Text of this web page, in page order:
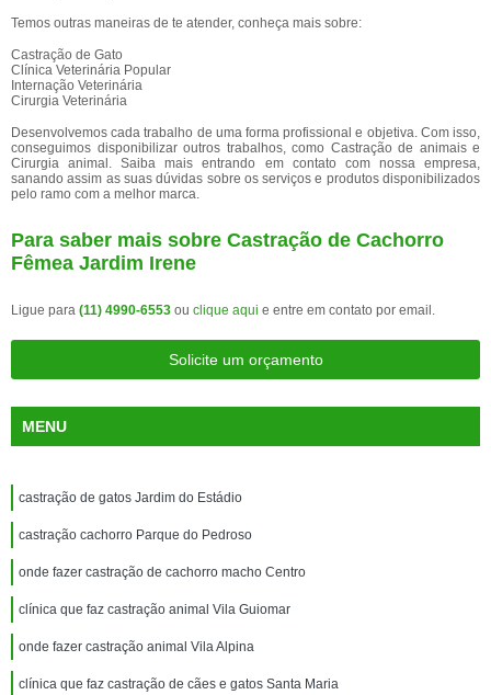
Temos outras maneiras de te atender, conheça mais sobre:
Castração de Gato
Clínica Veterinária Popular
Internação Veterinária
Cirurgia Veterinária
Desenvolvemos cada trabalho de uma forma profissional e objetiva. Com isso,
conseguimos disponibilizar outros trabalhos, como Castração de animais e
Cirurgia animal. Saiba mais entrando em contato com nossa empresa,
sanando assim as suas dúvidas sobre os serviços e produtos disponibilizados
pelo ramo com a melhor marca.
Para saber mais sobre Castração de Cachorro
Fêmea Jardim Irene
Ligue para (11) 4990-6553 ou clique aqui e entre em contato por email.
Solicite um orçamento
MENU
castração de gatos Jardim do Estádio
castração cachorro Parque do Pedroso
onde fazer castração de cachorro macho Centro
clínica que faz castração animal Vila Guiomar
onde fazer castração animal Vila Alpina
clínica que faz castração de cães e gatos Santa Maria